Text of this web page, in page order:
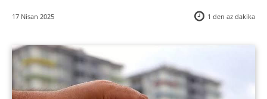
17 Nisan 2025 1 den az dakika